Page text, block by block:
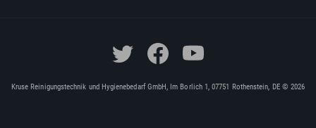
Kruse Reinigungstechnik und Hygienebedarf GmbH, Im Borlich 1, 07751 Rothenstein, DE © 2026